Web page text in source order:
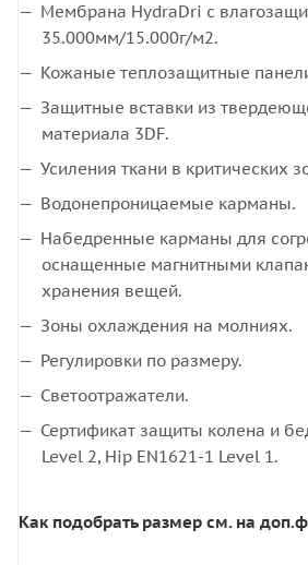
Мембрана HydraDri с
35.000мм/15.000г/м2.
Кожаные теплозащитные
Защитные вставки из
материала 3DF.
Усиления ткани в критических
Водонепроницаемые карманы.
Набедренные карманы для
оснащенные магнитными
хранения вещей.
Зоны охлаждения на молниях.
Регулировки по размеру.
Светоотражатели.
Сертификат защиты колена и
Level 2, Hip EN1621-1 Level 1.
Как подобрать размер см. на